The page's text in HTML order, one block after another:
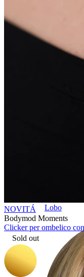
Piercing
Lobo
NOVITÁ
Bodymod Moments
Clicker per ombelico
Sold out